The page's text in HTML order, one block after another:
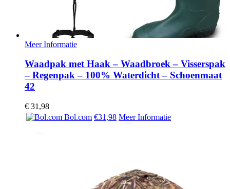
Meer Informatie
Waadpak met Haak – Waadbroek – Visserspak
– Regenpak – 100% Waterdicht – Schoenmaat
42
€ 31,98
Bol.com €31,98 Meer Informatie